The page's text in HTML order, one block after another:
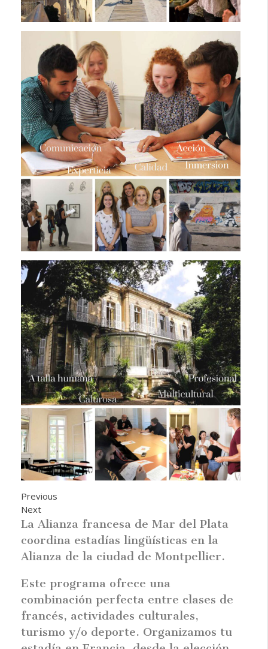
Previous
Next
La Alianza francesa de Mar del Plata
coordina estadías lingüísticas en la
Alianza de la ciudad de Montpellier.
Este programa ofrece una
combinación perfecta entre clases de
francés, actividades culturales,
turismo y/o deporte. Organizamos tu